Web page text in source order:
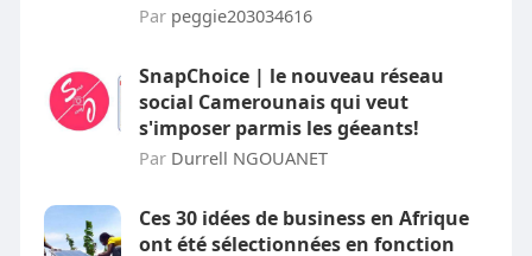
Par peggie203034616
SnapChoice | le nouveau réseau
social Camerounais qui veut
s'imposer parmis les géeants!
Par Durrell NGOUANET
Ces 30 idées de business en Afrique
ont été sélectionnées en fonction